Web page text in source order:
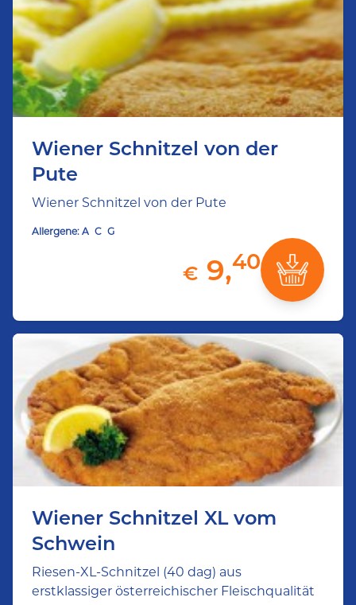
Wiener Schnitzel von der
Pute
Wiener Schnitzel von der Pute
Allergene: A C G
€ 9,40
Wiener Schnitzel XL vom
Schwein
Riesen-XL-Schnitzel (40 dag) aus
erstklassiger österreichischer Fleischqualität